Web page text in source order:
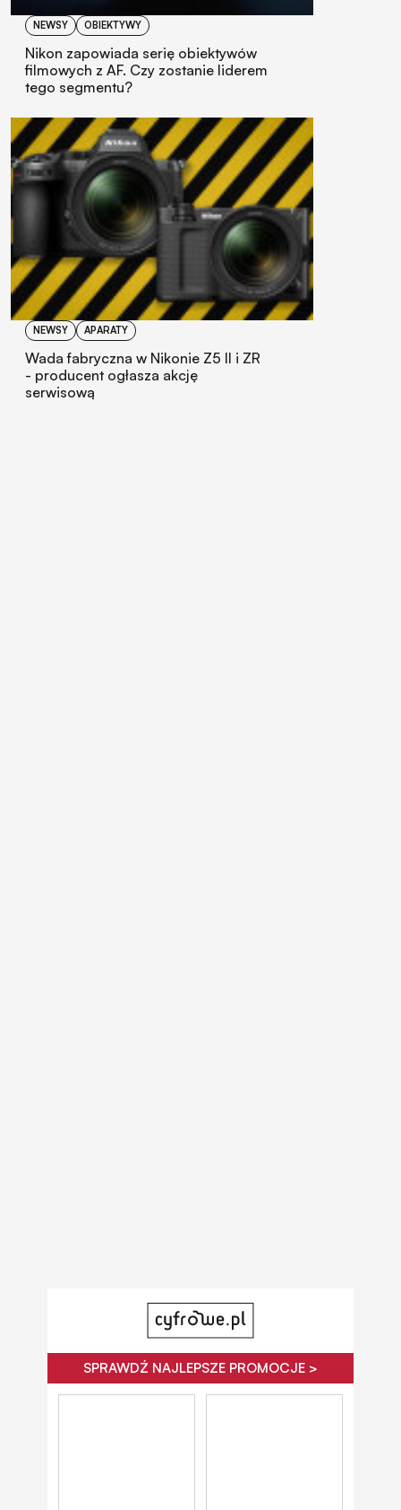
NEWSY OBIEKTYWY
Nikon zapowiada serię obiektywów
filmowych z AF. Czy zostanie liderem
tego segmentu?
NEWSY APARATY
Wada fabryczna w Nikonie Z5 II i ZR
- producent ogłasza akcję
serwisową
SPRAWDŹ NAJLEPSZE PROMOCJE >